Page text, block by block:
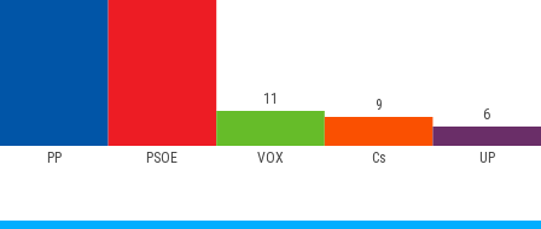
PP PSOE VOX Cs UP
11 9
6